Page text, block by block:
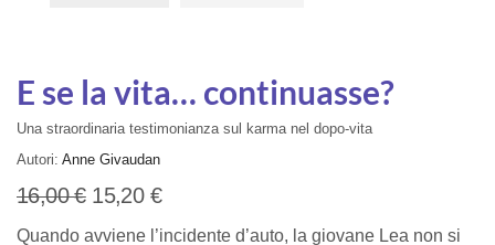
E se la vita… continuasse?
Una straordinaria testimonianza sul karma nel dopo-vita
Autori: Anne Givaudan
16,00€ 15,20 €
Quando avviene l’incidente d’auto, la giovane Lea non si